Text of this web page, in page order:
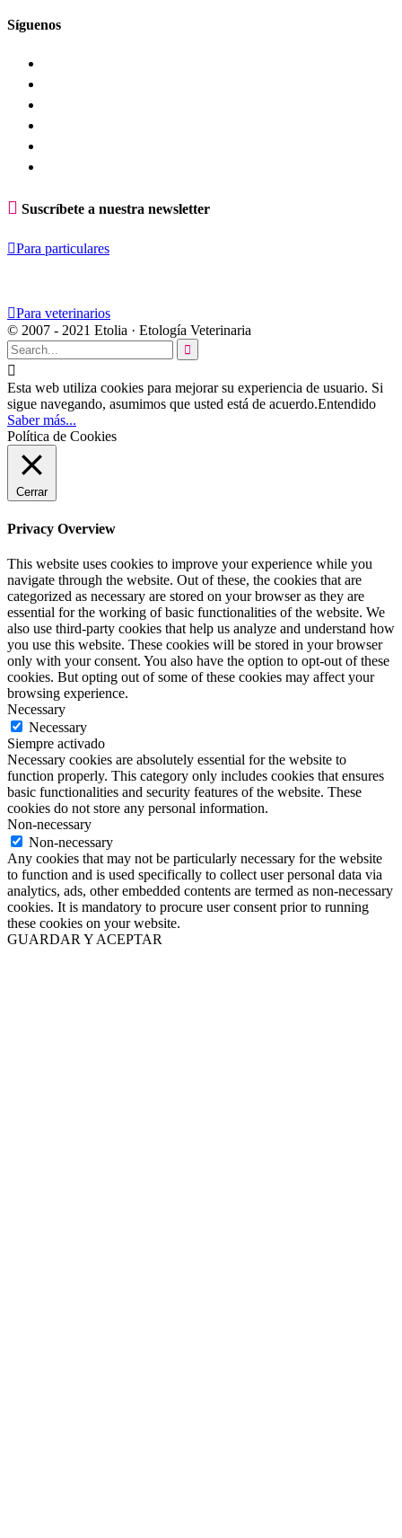
Síguenos
 Suscríbete a nuestra newsletter
Para particulares
Para veterinarios
© 2007 - 2021 Etolia · Etología Veterinaria


Esta web utiliza cookies para mejorar su experiencia de usuario. Si
sigue navegando, asumimos que usted está de acuerdo.Entendido
Saber más...
Política de Cookies
Cerrar
Privacy Overview
This website uses cookies to improve your experience while you
navigate through the website. Out of these, the cookies that are
categorized as necessary are stored on your browser as they are
essential for the working of basic functionalities of the website. We
also use third-party cookies that help us analyze and understand how
you use this website. These cookies will be stored in your browser
only with your consent. You also have the option to opt-out of these
cookies. But opting out of some of these cookies may affect your
browsing experience.
Necessary
Necessary
Siempre activado
Necessary cookies are absolutely essential for the website to
function properly. This category only includes cookies that ensures
basic functionalities and security features of the website. These
cookies do not store any personal information.
Non-necessary
Non-necessary
Any cookies that may not be particularly necessary for the website
to function and is used specifically to collect user personal data via
analytics, ads, other embedded contents are termed as non-necessary
cookies. It is mandatory to procure user consent prior to running
these cookies on your website.
GUARDAR Y ACEPTAR